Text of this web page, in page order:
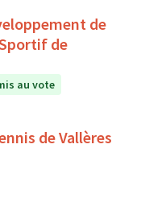
de
de
au vote
de Vallères